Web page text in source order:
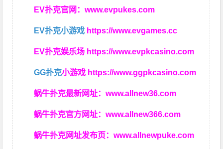
EV扑克官网：www.evpukes.com
EV扑克小游戏 https://www.evgames.cc
EV扑克娱乐场 https://www.evpkcasino.com
GG扑克小游戏 https://www.ggpkcasino.com
蜗牛扑克最新网址：www.allnew36.com
蜗牛扑克官方网址：www.allnew366.com
蜗牛扑克网址发布页：www.allnewpuke.com